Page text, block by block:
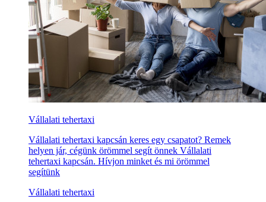
Vállalati tehertaxi
Vállalati tehertaxi kapcsán keres egy csapatot? Remek
helyen jár, cégünk örömmel segít önnek Vállalati
tehertaxi kapcsán. Hívjon minket és mi örömmel
segítünk
Vállalati tehertaxi